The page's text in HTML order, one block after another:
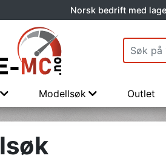
Norsk bedrift med
Modellsøk Outlet